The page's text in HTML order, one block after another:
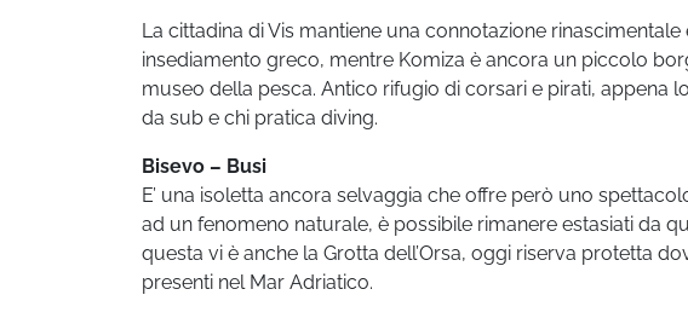
La cittadina di Vis mantiene una connotazione
insediamento greco, mentre Komiza è ancora un piccolo
museo della pesca. Antico rifugio di corsari e pirati, appena
da sub e chi pratica diving.
Bisevo – Busi
E’ una isoletta ancora selvaggia che offre però uno
ad un fenomeno naturale, è possibile rimanere estasiati da
questa vi è anche la Grotta dell’Orsa, oggi riserva protetta
presenti nel Mar Adriatico.